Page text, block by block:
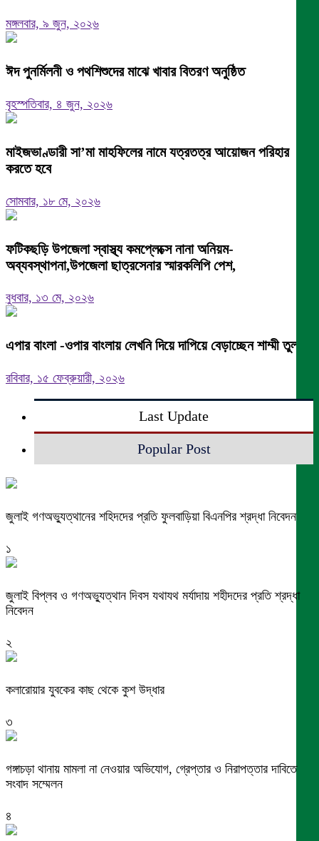
মঙ্গলবার, ৯ জুন, ২০২৬
ঈদ পুনর্মিলনী ও পথশিশুদের মাঝে খাবার বিতরণ অনুষ্ঠিত
বৃহস্পতিবার, ৪ জুন, ২০২৬
মাইজভাণ্ডারী সা’মা মাহফিলের নামে যত্রতত্র আয়োজন পরিহার
করতে হবে
সোমবার, ১৮ মে, ২০২৬
ফটিকছড়ি উপজেলা স্বাস্থ্য কমপ্লেক্সে নানা অনিয়ম-
অব্যবস্থাপনা,উপজেলা ছাত্রসেনার স্মারকলিপি পেশ,
বুধবার, ১৩ মে, ২০২৬
এপার বাংলা -ওপার বাংলায় লেখনি দিয়ে দাপিয়ে বেড়াচ্ছেন শাম্মী তুলতুল
রবিবার, ১৫ ফেব্রুয়ারী, ২০২৬
Last Update
Popular Post
জুলাই গণঅভ্যুত্থানের শহিদদের প্রতি ফুলবাড়িয়া বিএনপির শ্রদ্ধা নিবেদন
১
জুলাই বিপ্লব ও গণঅভ্যুত্থান দিবস যথাযথ মর্যাদায় শহীদদের প্রতি শ্রদ্ধা
নিবেদন
২
কলারোয়ার যুবকের কাছ থেকে কুশ উদ্ধার
৩
গঙ্গাচড়া থানায় মামলা না নেওয়ার অভিযোগ, গ্রেপ্তার ও নিরাপত্তার দাবিতে
সংবাদ সম্মেলন
৪